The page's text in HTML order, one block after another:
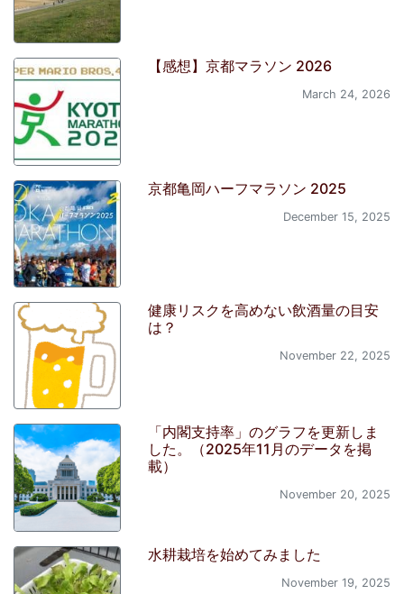
【感想】京都マラソン 2026
March 24, 2026
京都亀岡ハーフマラソン 2025
December 15, 2025
健康リスクを高めない飲酒量の目安
は？
November 22, 2025
「内閣支持率」のグラフを更新しま
した。（2025年11月のデータを掲
載）
November 20, 2025
水耕栽培を始めてみました
November 19, 2025